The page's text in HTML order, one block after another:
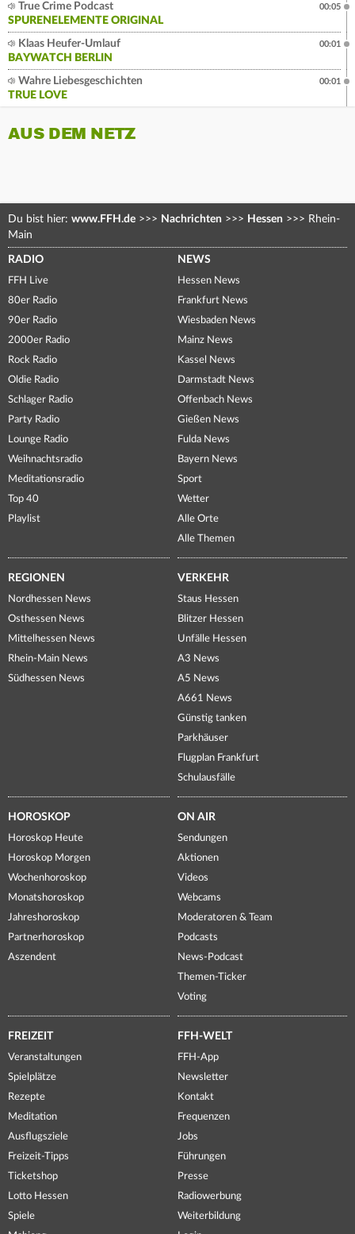
True Crime Podcast
SPURENELEMENTE ORIGINAL
00:05
Klaas Heufer-Umlauf
BAYWATCH BERLIN
00:01
Wahre Liebesgeschichten
TRUE LOVE
00:01
AUS DEM NETZ
Du bist hier: www.FFH.de >>> Nachrichten >>> Hessen >>> Rhein-
Main
RADIO
FFH Live
80er Radio
90er Radio
2000er Radio
Rock Radio
Oldie Radio
Schlager Radio
Party Radio
Lounge Radio
Weihnachtsradio
Meditationsradio
Top 40
Playlist
NEWS
Hessen News
Frankfurt News
Wiesbaden News
Mainz News
Kassel News
Darmstadt News
Offenbach News
Gießen News
Fulda News
Bayern News
Sport
Wetter
Alle Orte
Alle Themen
REGIONEN
Nordhessen News
Osthessen News
Mittelhessen News
Rhein-Main News
Südhessen News
VERKEHR
Staus Hessen
Blitzer Hessen
Unfälle Hessen
A3 News
A5 News
A661 News
Günstig tanken
Parkhäuser
Flugplan Frankfurt
Schulausfälle
HOROSKOP
Horoskop Heute
Horoskop Morgen
Wochenhoroskop
Monatshoroskop
Jahreshoroskop
Partnerhoroskop
Aszendent
ON AIR
Sendungen
Aktionen
Videos
Webcams
Moderatoren & Team
Podcasts
News-Podcast
Themen-Ticker
Voting
FREIZEIT
Veranstaltungen
Spielplätze
Rezepte
Meditation
Ausflugsziele
Freizeit-Tipps
Ticketshop
Lotto Hessen
Spiele
FFH-WELT
FFH-App
Newsletter
Kontakt
Frequenzen
Jobs
Führungen
Presse
Radiowerbung
Weiterbildung